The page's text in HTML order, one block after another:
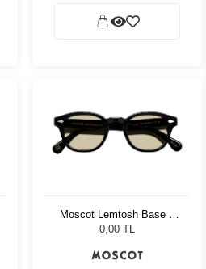
Moscot Lemtosh Base 2
Black 46 Amber
0,00 TL